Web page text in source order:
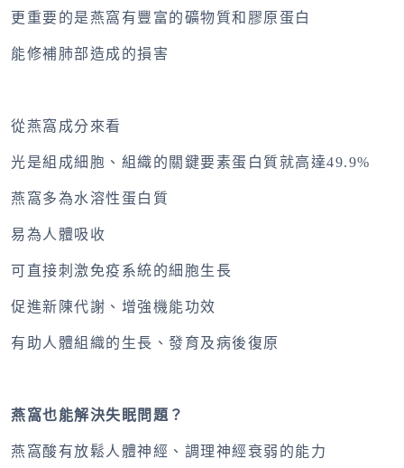
更重要的是燕窩有豐富的礦物質和膠原蛋白
能修補肺部造成的損害
從燕窩成分來看
光是組成細胞、組織的關鍵要素蛋白質就高達49.9%
燕窩多為水溶性蛋白質
易為人體吸收
可直接刺激免疫系統的細胞生長
促進新陳代謝、增強機能功效
有助人體組織的生長、發育及病後復原
燕窩也能解決失眠問題？
燕窩酸有放鬆人體神經、調理神經衰弱的能力